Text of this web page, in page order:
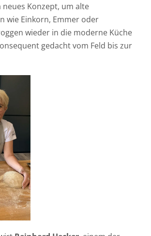
neues Konzept, um alte
wie Einkorn, Emmer oder
wieder in die moderne Küche
gedacht vom Feld bis zur